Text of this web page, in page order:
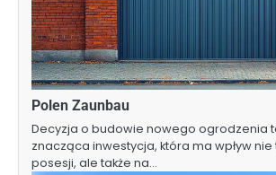
Polen Zaunbau
Decyzja o budowie nowego ogrodzenia
znacząca inwestycja, która ma wpływ nie
posesji, ale także na…